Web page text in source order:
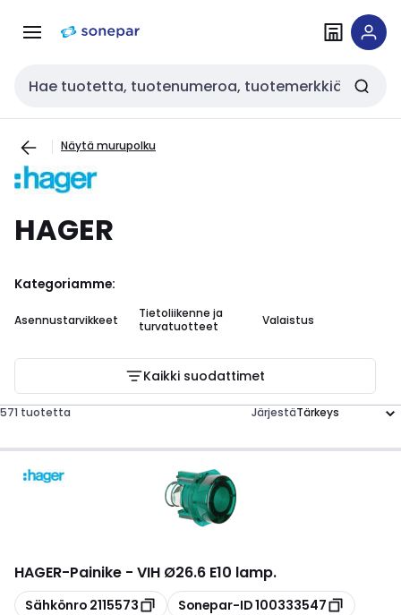
navigointiinsisältöön
Haku
Näytä murupolku
HAGER
Kategoriamme:
Asennustarvikkeet
Tietoliikenne ja
turvatuotteet
Valaistus
Kaikki suodattimet
571 tuotetta Järjestä
HAGER-Painike - VIH Ø26.6 E10 lamp.
Kopioi
Sähkönro 2115573 Kopioi
Sonepar-ID100333547